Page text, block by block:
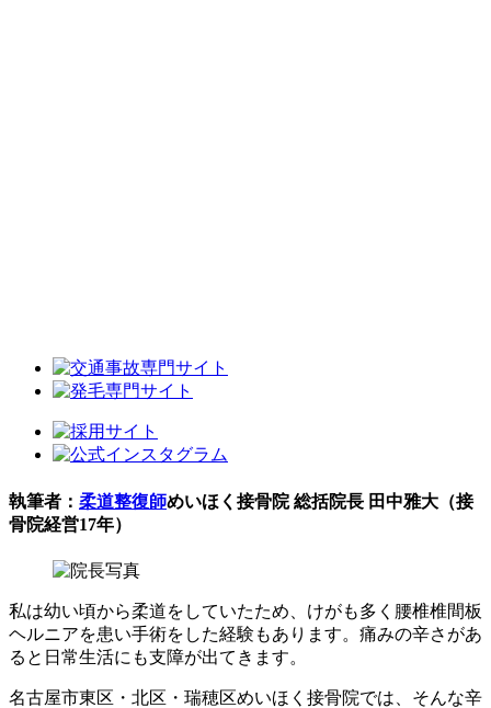
執筆者： 柔道整復師めいほく接骨院 総括院長 田中雅大（接
骨院経営17年）
私は幼い頃から柔道をしていたため、けがも多く腰椎椎間板
ヘルニアを患い手術をした経験もあります。痛みの辛さがあ
ると日常生活にも支障が出てきます。
名古屋市東区・北区・瑞穂区めいほく接骨院では、そんな辛